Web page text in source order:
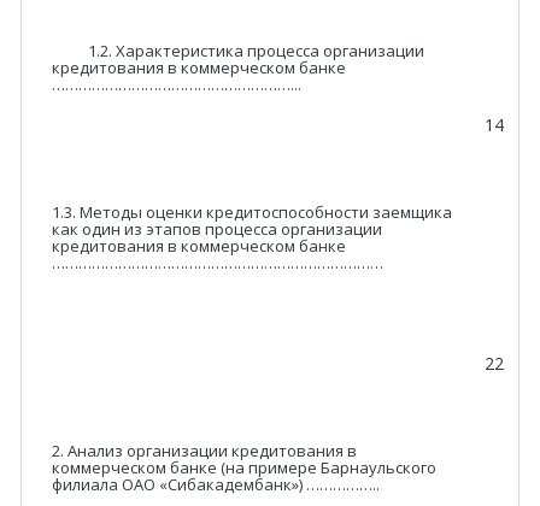
1.2. Характеристика процесса организации
кредитования в коммерческом банке
………………………………………………...
14
1.3. Методы оценки кредитоспособности заемщика
как один из этапов процесса организации
кредитования в коммерческом банке
…………………………………………………………………
22
2. Анализ организации кредитования в
коммерческом банке (на примере Барнаульского
филиала ОАО «Сибакадембанк») ……………..